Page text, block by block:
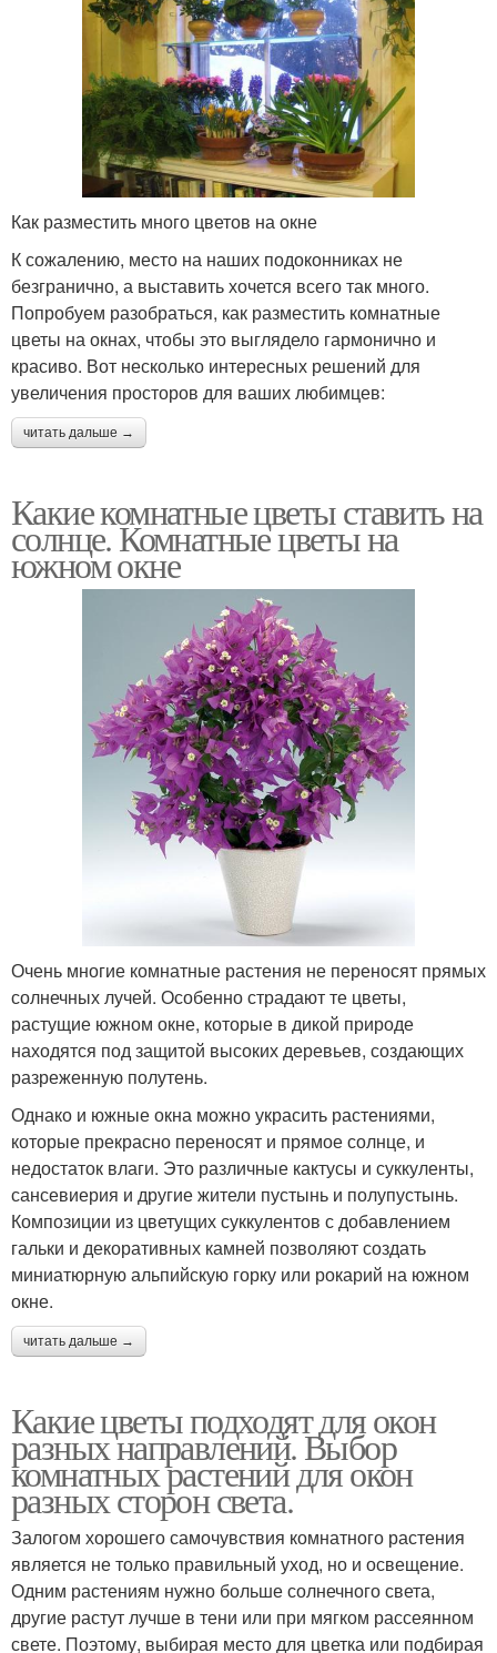
Как разместить много цветов на окне
К сожалению, место на наших подоконниках не
безгранично, а выставить хочется всего так много.
Попробуем разобраться, как разместить комнатные
цветы на окнах, чтобы это выглядело гармонично и
красиво. Вот несколько интересных решений для
увеличения просторов для ваших любимцев:
читать дальше →
Какие комнатные цветы ставить на
солнце. Комнатные цветы на
южном окне
Очень многие комнатные растения не переносят прямых
солнечных лучей. Особенно страдают те цветы,
растущие южном окне, которые в дикой природе
находятся под защитой высоких деревьев, создающих
разреженную полутень.
Однако и южные окна можно украсить растениями,
которые прекрасно переносят и прямое солнце, и
недостаток влаги. Это различные кактусы и суккуленты,
сансевиерия и другие жители пустынь и полупустынь.
Композиции из цветущих суккулентов с добавлением
гальки и декоративных камней позволяют создать
миниатюрную альпийскую горку или рокарий на южном
окне.
читать дальше →
Какие цветы подходят для окон
разных направлений. Выбор
комнатных растений для окон
разных сторон света.
Залогом хорошего самочувствия комнатного растения
является не только правильный уход, но и освещение.
Одним растениям нужно больше солнечного света,
другие растут лучше в тени или при мягком рассеянном
свете. Поэтому, выбирая место для цветка или подбирая